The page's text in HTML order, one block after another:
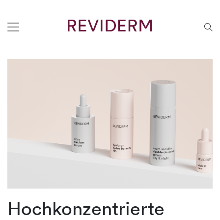
Hochkonzentrierte